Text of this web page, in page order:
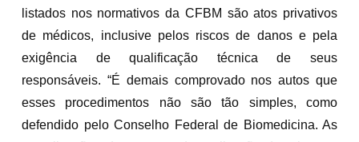
listados nos normativos da CFBM são atos privativos
de médicos, inclusive pelos riscos de danos e pela
exigência de qualificação técnica de seus
responsáveis. “É demais comprovado nos autos que
esses procedimentos não são tão simples, como
defendido pelo Conselho Federal de Biomedicina. As